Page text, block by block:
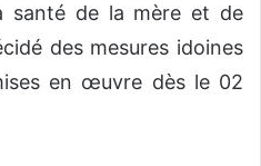
santé de la mère et de
des mesures idoines
en œuvre dès le 02